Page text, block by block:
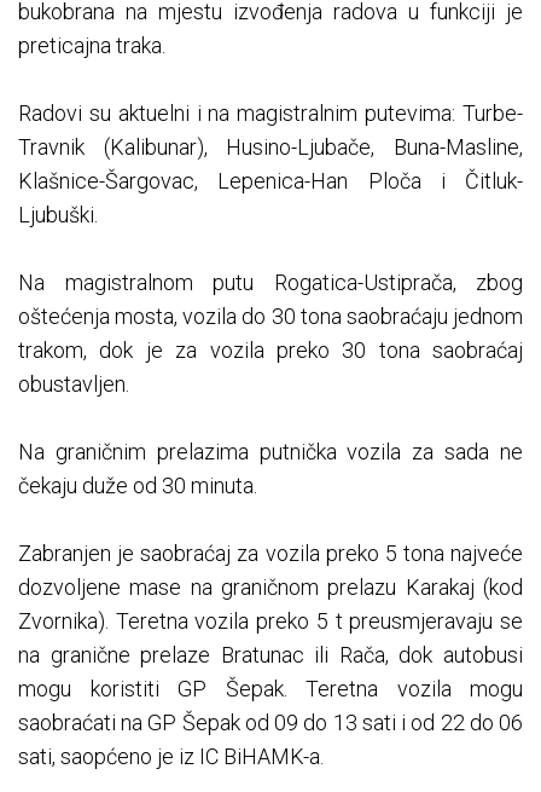
bukobrana na mjestu izvođenja radova u funkciji je
preticajna traka.
Radovi su aktuelni i na magistralnim putevima: Turbe-
Travnik (Kalibunar), Husino-Ljubače, Buna-Masline,
Klašnice-Šargovac, Lepenica-Han Ploča i Čitluk-
Ljubuški.
Na magistralnom putu Rogatica-Ustiprača, zbog
oštećenja mosta, vozila do 30 tona saobraćaju jednom
trakom, dok je za vozila preko 30 tona saobraćaj
obustavljen.
Na graničnim prelazima putnička vozila za sada ne
čekaju duže od 30 minuta.
Zabranjen je saobraćaj za vozila preko 5 tona najveće
dozvoljene mase na graničnom prelazu Karakaj (kod
Zvornika). Teretna vozila preko 5 t preusmjeravaju se
na granične prelaze Bratunac ili Rača, dok autobusi
mogu koristiti GP Šepak. Teretna vozila mogu
saobraćati na GP Šepak od 09 do 13 sati i od 22 do 06
sati, saopćeno je iz IC BiHAMK-a.